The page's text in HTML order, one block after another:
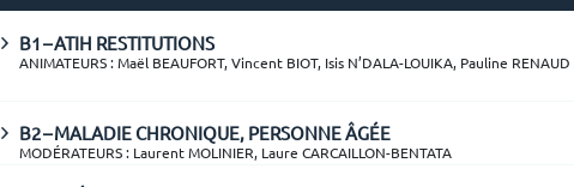
B1 – ATIH RESTITUTIONS
ANIMATEURS : Maël BEAUFORT, Vincent BIOT, Isis N’DALA-LOUIKA, Pauline RENAUD
B2 – MALADIE CHRONIQUE, PERSONNE ÂGÉE
MODÉRATEURS : Laurent MOLINIER, Laure CARCAILLON-BENTATA